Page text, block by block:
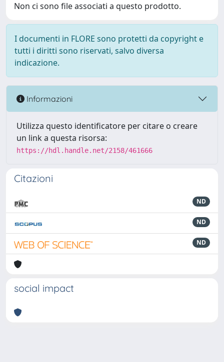
Non ci sono file associati a questo prodotto.
I documenti in FLORE sono protetti da copyright e
tutti i diritti sono riservati, salvo diversa
indicazione.
Informazioni
Utilizza questo identificatore per citare o creare
un link a questa risorsa:
https://hdl.handle.net/2158/461666
Citazioni
ND
ND
ND
social impact